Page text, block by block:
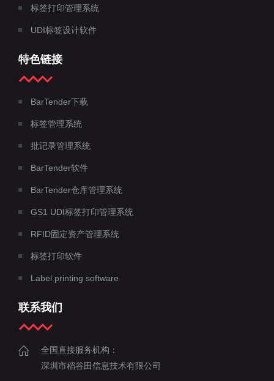
标签打印管理系统
UDI标签设计软件
特色链接
BarTender下载
标签管理系统
批记录管理系统
BarTender软件
BarTender仓库管理系统
GS1 UDI标签打印管理系统
RFID固定资产管理系统
标签打印软件
Label printing software
联系我们
全国直接服务机构：
深圳市稻谷田信息技术有限公司